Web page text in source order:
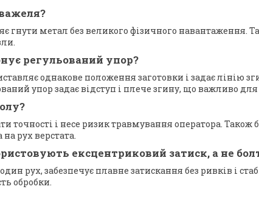
метал без великого фізичного навантаження.
регульований упор?
однакове положення заготовки і задає лінію
упор задає відступ і плече згину, що важливо для
точності і несе ризик травмування оператора. Також
рух верстата.
ексцентриковий затиск, а не
рух, забезпечує плавне затискання без ривків і
обробки.